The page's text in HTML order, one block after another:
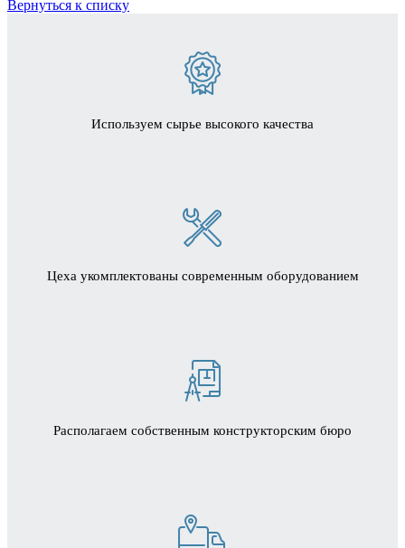
Вернуться к списку
Используем сырье высокого качества
Цеха укомплектованы современным оборудованием
Располагаем собственным конструкторским бюро